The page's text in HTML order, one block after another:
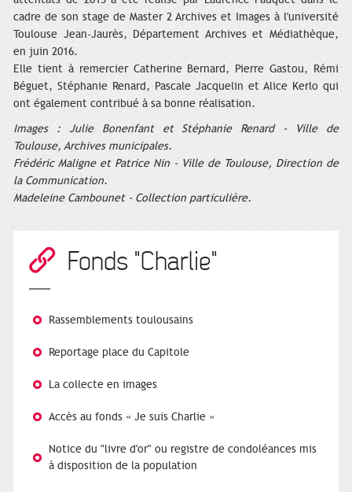
cadre de son stage de Master 2 Archives et Images à l'université
Toulouse Jean-Jaurès, Département Archives et Médiathèque,
en juin 2016.
Elle tient à remercier Catherine Bernard, Pierre Gastou, Rémi
Béguet, Stéphanie Renard, Pascale Jacquelin et Alice Kerlo qui
ont également contribué à sa bonne réalisation.
Images : Julie Bonenfant et Stéphanie Renard - Ville de
Toulouse, Archives municipales.
Frédéric Maligne et Patrice Nin - Ville de Toulouse, Direction de
la Communication.
Madeleine Cambounet - Collection particulière.
Fonds "Charlie"
Rassemblements toulousains
Reportage place du Capitole
La collecte en images
Accès au fonds « Je suis Charlie »
Notice du "livre d'or" ou registre de condoléances mis
à disposition de la population